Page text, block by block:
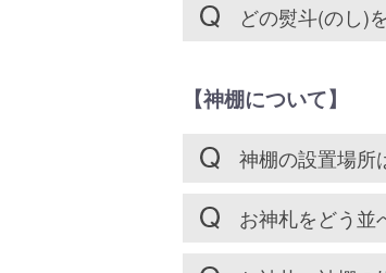
どの熨斗(のし)
【神棚について】
神棚の設置場所
お神札をどう並